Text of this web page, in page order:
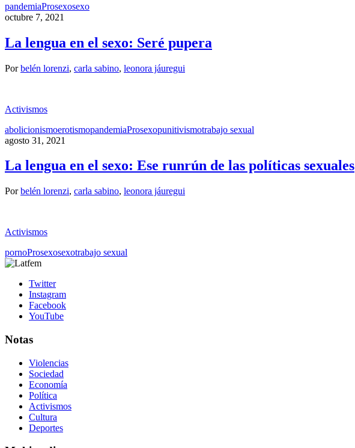
pandemiaProsexosexo
octubre 7, 2021
La lengua en el sexo: Seré pupera
Porbelén lorenzi, carla sabino, leonora jáuregui
Activismos
abolicionismoerotismopandemiaProsexopunitivismotrabajo sexual
agosto 31, 2021
La lengua en el sexo: Ese runrún de las políticas sexuales
Porbelén lorenzi, carla sabino, leonora jáuregui
Activismos
pornoProsexosexotrabajo sexual
Twitter
Instagram
Facebook
YouTube
Notas
Violencias
Sociedad
Economía
Política
Activismos
Cultura
Deportes